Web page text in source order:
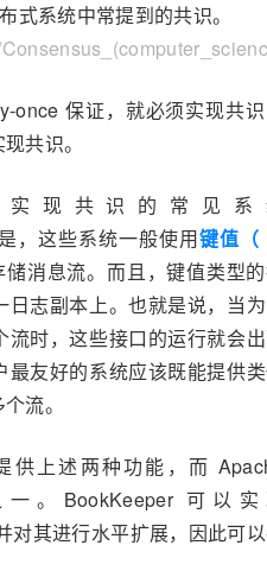
式系统中常提到的共识。
once 保证，就必须实现共
共识。
现共识的常见系
，这些系统一般使用键值（
消息流。而且，键值类型
日志副本上。也就是说，当
流时，这些接口的运行就会
友好的系统应该既能提供
流。
供上述两种功能，而
。BookKeeper 可以实
对其进行水平扩展，因此可